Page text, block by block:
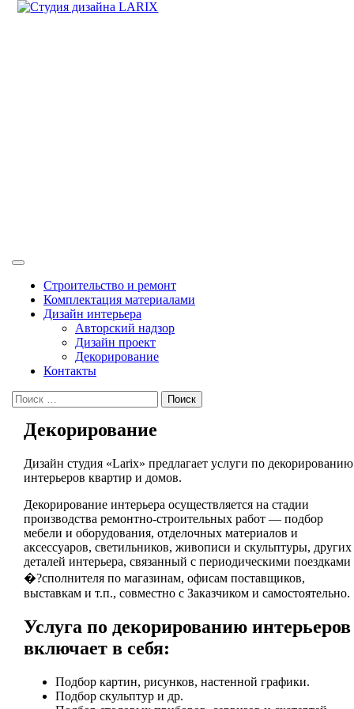
Кнопка
ОткрытьСтроительство и ремонт
Комплектация материалами
Дизайн интерьера
Авторский надзор
Дизайн проект
Декорирование
Контакты
Кнопка
Закрыть
Поиск
Декорирование
Дизайн студия «Larix» предлагает услуги по декорированию
интерьеров квартир и домов.
Декорирование интерьера осуществляется на стадии
производства ремонтно-строительных работ — подбор
мебели и оборудования, отделочных материалов и
аксессуаров, светильников, живописи и скульптуры, других
деталей интерьера, связанный с периодическими поездками
�?сполнителя по магазинам, офисам поставщиков,
выставкам и т.п., совместно с Заказчиком и самостоятельно.
Услуга по декорированию интерьеров
включает в себя:
Подбор картин, рисунков, настенной графики.
Подбор скульптур и др.